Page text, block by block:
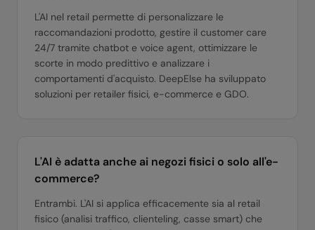
L'AI nel retail permette di personalizzare le
raccomandazioni prodotto, gestire il customer care
24/7 tramite chatbot e voice agent, ottimizzare le
scorte in modo predittivo e analizzare i
comportamenti d'acquisto. DeepElse ha sviluppato
soluzioni per retailer fisici, e-commerce e GDO.
L'AI è adatta anche ai negozi fisici o solo all'e-
commerce?
Entrambi. L'AI si applica efficacemente sia al retail
fisico (analisi traffico, clienteling, casse smart) che